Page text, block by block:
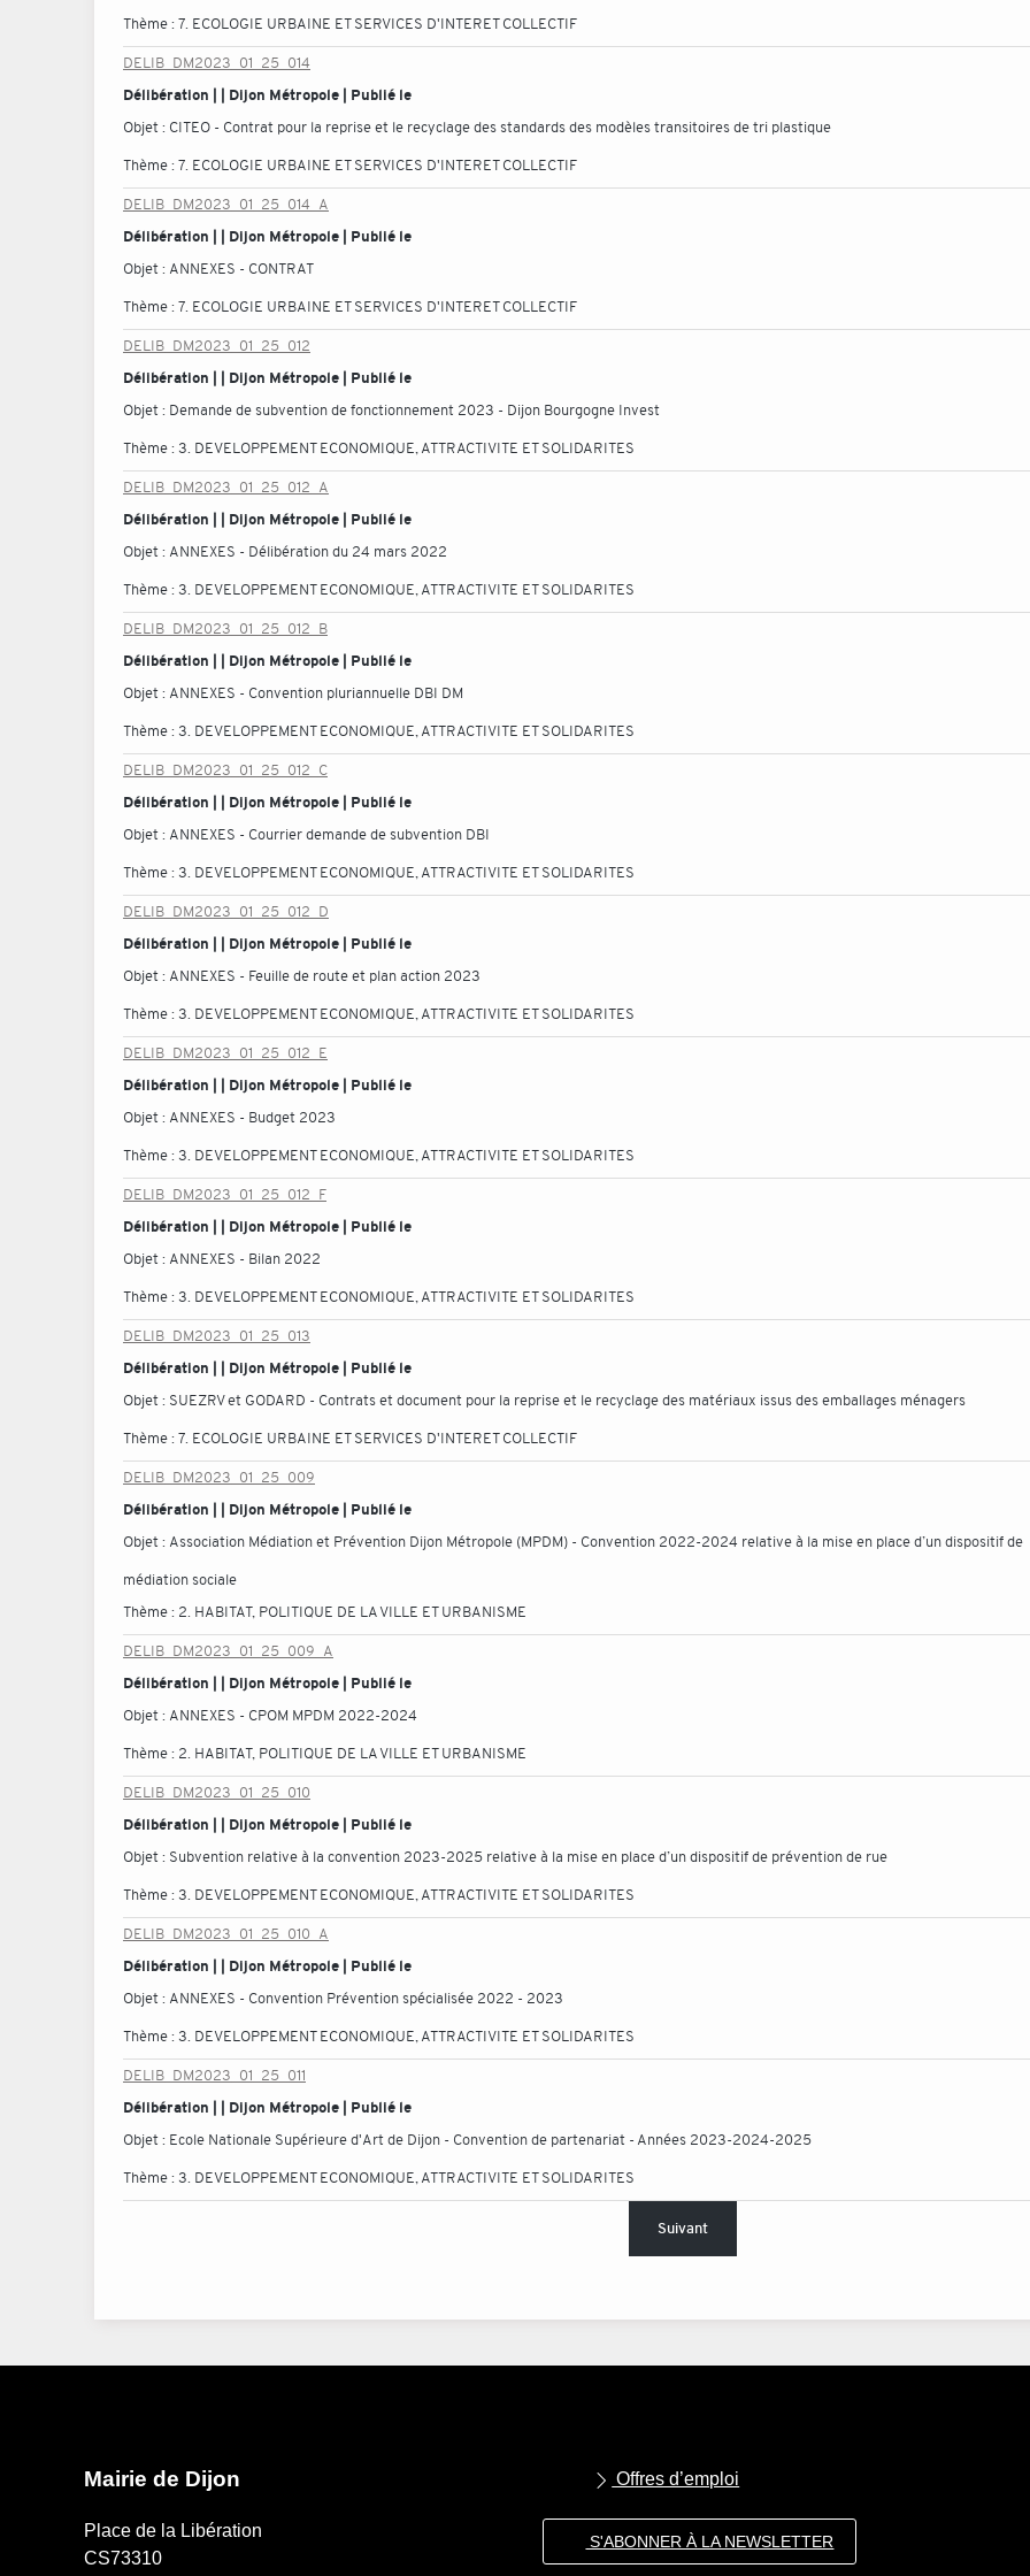
Thème :7. ECOLOGIE URBAINE ET SERVICES D'INTERET COLLECTIF
DELIB_DM2023_01_25_014
Délibération | | Dijon Métropole | Publié le
Objet : CITEO - Contrat pour la reprise et le recyclage des standards des modèles transitoires de tri plastique
Thème :7. ECOLOGIE URBAINE ET SERVICES D'INTERET COLLECTIF
DELIB_DM2023_01_25_014_A
Délibération | | Dijon Métropole | Publié le
Objet : ANNEXES - CONTRAT
Thème :7. ECOLOGIE URBAINE ET SERVICES D'INTERET COLLECTIF
DELIB_DM2023_01_25_012
Délibération | | Dijon Métropole | Publié le
Objet : Demande de subvention de fonctionnement 2023 - Dijon Bourgogne Invest
Thème :3. DEVELOPPEMENT ECONOMIQUE, ATTRACTIVITE ET SOLIDARITES
DELIB_DM2023_01_25_012_A
Délibération | | Dijon Métropole | Publié le
Objet : ANNEXES - Délibération du 24 mars 2022
Thème :3. DEVELOPPEMENT ECONOMIQUE, ATTRACTIVITE ET SOLIDARITES
DELIB_DM2023_01_25_012_B
Délibération | | Dijon Métropole | Publié le
Objet : ANNEXES - Convention pluriannuelle DBI DM
Thème :3. DEVELOPPEMENT ECONOMIQUE, ATTRACTIVITE ET SOLIDARITES
DELIB_DM2023_01_25_012_C
Délibération | | Dijon Métropole | Publié le
Objet : ANNEXES - Courrier demande de subvention DBI
Thème :3. DEVELOPPEMENT ECONOMIQUE, ATTRACTIVITE ET SOLIDARITES
DELIB_DM2023_01_25_012_D
Délibération | | Dijon Métropole | Publié le
Objet : ANNEXES - Feuille de route et plan action 2023
Thème :3. DEVELOPPEMENT ECONOMIQUE, ATTRACTIVITE ET SOLIDARITES
DELIB_DM2023_01_25_012_E
Délibération | | Dijon Métropole | Publié le
Objet : ANNEXES - Budget 2023
Thème :3. DEVELOPPEMENT ECONOMIQUE, ATTRACTIVITE ET SOLIDARITES
DELIB_DM2023_01_25_012_F
Délibération | | Dijon Métropole | Publié le
Objet : ANNEXES - Bilan 2022
Thème :3. DEVELOPPEMENT ECONOMIQUE, ATTRACTIVITE ET SOLIDARITES
DELIB_DM2023_01_25_013
Délibération | | Dijon Métropole | Publié le
Objet : SUEZRV et GODARD - Contrats et document pour la reprise et le recyclage des matériaux issus des emballages ménagers
Thème :7. ECOLOGIE URBAINE ET SERVICES D'INTERET COLLECTIF
DELIB_DM2023_01_25_009
Délibération | | Dijon Métropole | Publié le
Objet : Association Médiation et Prévention Dijon Métropole (MPDM) - Convention 2022-2024 relative à la mise en place d’un dispositif de
médiation sociale
Thème : 2. HABITAT, POLITIQUE DE LA VILLE ET URBANISME
DELIB_DM2023_01_25_009_A
Délibération | | Dijon Métropole | Publié le
Objet : ANNEXES - CPOM MPDM 2022-2024
Thème : 2. HABITAT, POLITIQUE DE LA VILLE ET URBANISME
DELIB_DM2023_01_25_010
Délibération | | Dijon Métropole | Publié le
Objet : Subvention relative à la convention 2023-2025 relative à la mise en place d’un dispositif de prévention de rue
Thème :3. DEVELOPPEMENT ECONOMIQUE, ATTRACTIVITE ET SOLIDARITES
DELIB_DM2023_01_25_010_A
Délibération | | Dijon Métropole | Publié le
Objet : ANNEXES - Convention Prévention spécialisée 2022 - 2023
Thème :3. DEVELOPPEMENT ECONOMIQUE, ATTRACTIVITE ET SOLIDARITES
DELIB_DM2023_01_25_011
Délibération | | Dijon Métropole | Publié le
Objet : Ecole Nationale Supérieure d'Art de Dijon - Convention de partenariat - Années 2023-2024-2025
Thème :3. DEVELOPPEMENT ECONOMIQUE, ATTRACTIVITE ET SOLIDARITES
Suivant
Mairie de Dijon
Place de la Libération
CS73310
Offres d’emploi
S'ABONNER À LA NEWSLETTER